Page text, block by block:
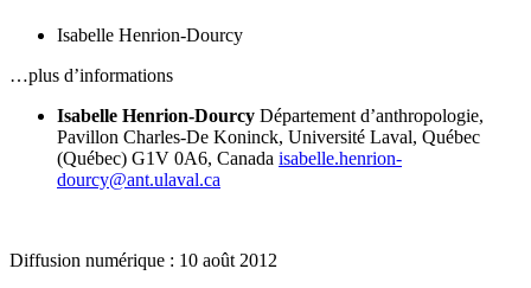
Isabelle Henrion-Dourcy
…plus d’informations
Isabelle Henrion-Dourcy Département d’anthropologie,
Pavillon Charles-De Koninck, Université Laval, Québec
(Québec) G1V 0A6, Canada isabelle.henrion-
dourcy@ant.ulaval.ca
Diffusion numérique : 10 août 2012